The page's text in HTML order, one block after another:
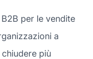
per le vendite
a
più